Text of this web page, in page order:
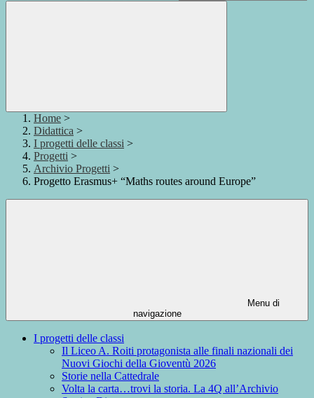
Home >
Didattica >
I progetti delle classi >
Progetti >
Archivio Progetti >
Progetto Erasmus+ “Maths routes around Europe”
Menu di
navigazione
I progetti delle classi
Il Liceo A. Roiti protagonista alle finali nazionali dei
Nuovi Giochi della Gioventù 2026
Storie nella Cattedrale
Volta la carta…trovi la storia. La 4Q all’Archivio